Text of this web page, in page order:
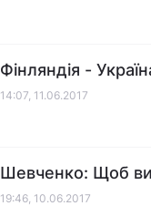
Фінляндія -
14:07, 11.06.2017
Шевченко: Щоб
19:46, 10.06.2017